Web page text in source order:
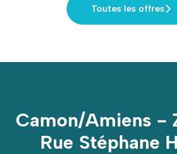
Toutes les offres
Camon/Amiens -
Rue Stéphane